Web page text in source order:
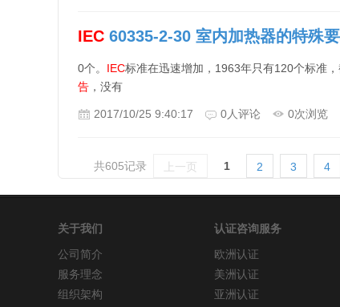
IEC 60335-2-30 室内加热器的特殊
0个。 IEC标准在迅速增加，1963年只有120个标准
告 ，没有
2017/10/25 9:40:17 0人评论 0次浏览
共605记录 上一页 1 2 3 4
关于我们
公司简介
服务理念
组织架构
认证咨询服务
欧洲认证
美洲认证
亚洲认证